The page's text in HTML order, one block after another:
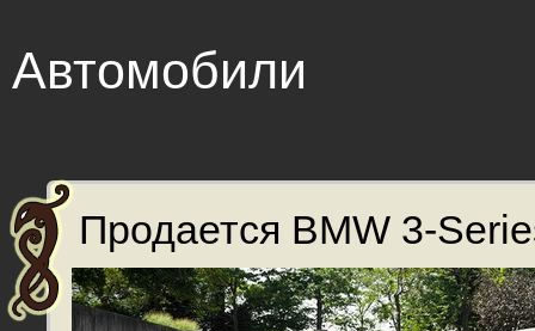
Автомобили
Продается BMW 3-